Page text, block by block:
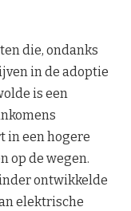
die, ondanks
in de adoptie
is een
in een hogere
op de wegen.
ontwikkelde
elektrische